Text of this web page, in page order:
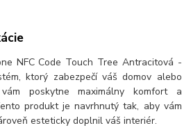
NFC Code Touch Tree Antracitová -
ktorý zabezpečí váš domov alebo
poskytne maximálny komfort a
produkt je navrhnutý tak, aby vám
esteticky doplnil váš interiér.